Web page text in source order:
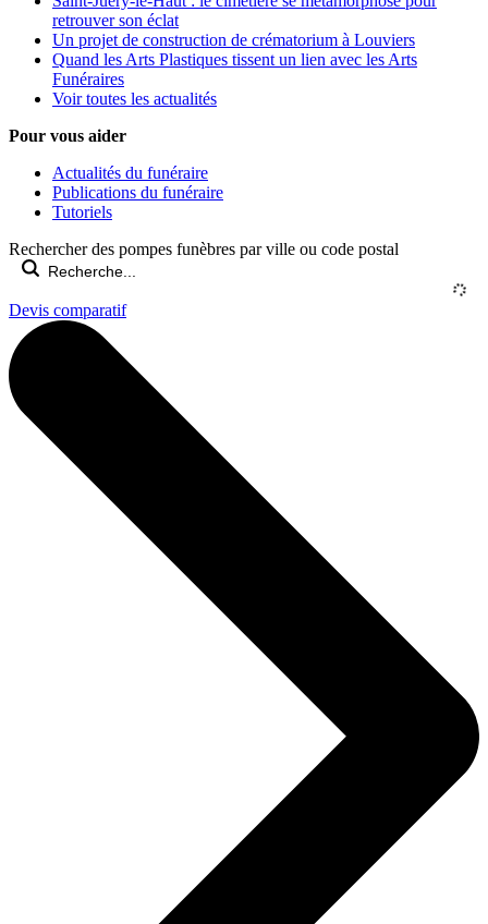
retrouver son éclat
Un projet de construction de crématorium à Louviers
Quand les Arts Plastiques tissent un lien avec les Arts
Funéraires
Voir toutes les actualités
Pour vous aider
Actualités du funéraire
Publications du funéraire
Tutoriels
Rechercher des pompes funèbres par ville ou code postal
Devis comparatif